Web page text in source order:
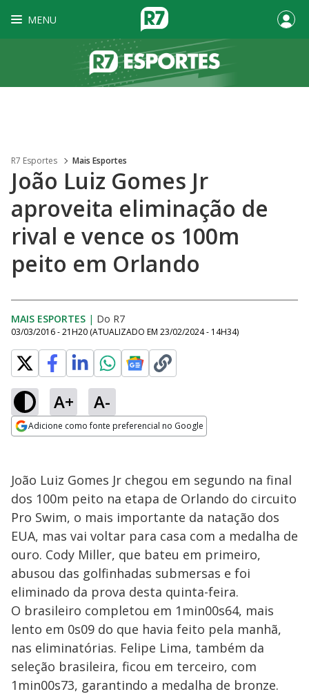
MENU
R7 Esportes Mais Esportes
João Luiz Gomes Jr
aproveita eliminação de
rival e vence os 100m
peito em Orlando
MAIS ESPORTES | Do R7
03/03/2016 - 21H20 (ATUALIZADO EM 23/02/2024 - 14H34)
A+ A-
Adicione como fonte preferencial no Google
João Luiz Gomes Jr chegou em segundo na final
dos 100m peito na etapa de Orlando do circuito
Pro Swim, o mais importante da natação dos
EUA, mas vai voltar para casa com a medalha de
ouro. Cody Miller, que bateu em primeiro,
abusou das golfinhadas submersas e foi
eliminado da prova desta quinta-feira.
O brasileiro completou em 1min00s64, mais
lento em 0s09 do que havia feito pela manhã,
nas eliminatórias. Felipe Lima, também da
seleção brasileira, ficou em terceiro, com
1min00s73, garantindo a medalha de bronze.